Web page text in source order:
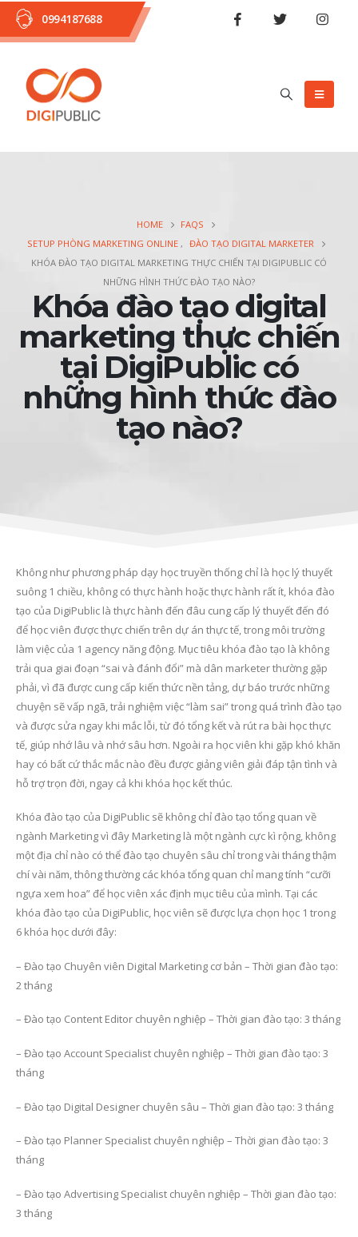
0994187688
HOME
FAQS
SETUP PHÒNG MARKETING ONLINE , ĐÀO TẠO DIGITAL MARKETER
KHÓA ĐÀO TẠO DIGITAL MARKETING THỰC CHIẾN TẠI DIGIPUBLIC CÓ
NHỮNG HÌNH THỨC ĐÀO TẠO NÀO?
Khóa đào tạo digital
marketing thực chiến
tại DigiPublic có
những hình thức đào
tạo nào?
Không như phương pháp dạy học truyền thống chỉ là học lý thuyết
suông 1 chiều, không có thực hành hoặc thực hành rất ít, khóa đào
tạo của DigiPublic là thực hành đến đâu cung cấp lý thuyết đến đó
để học viên được thực chiến trên dự án thực tế, trong môi trường
làm việc của 1 agency năng động. Mục tiêu khóa đào tạo là không
trải qua giai đoạn “sai và đánh đổi” mà dân marketer thường gặp
phải, vì đã được cung cấp kiến thức nền tảng, dự báo trước những
chuyện sẽ vấp ngã, trải nghiệm việc “làm sai” trong quá trình đào tạo
và được sửa ngay khi mắc lỗi, từ đó tổng kết và rút ra bài học thực
tế, giúp nhớ lâu và nhớ sâu hơn. Ngoài ra học viên khi gặp khó khăn
hay có bất cứ thắc mắc nào đều được giảng viên giải đáp tận tình và
hỗ trợ trọn đời, ngay cả khi khóa học kết thúc.
Khóa đào tạo của DigiPublic sẽ không chỉ đào tạo tổng quan về
ngành Marketing vì đây Marketing là một ngành cực kì rộng, không
một địa chỉ nào có thể đào tạo chuyên sâu chỉ trong vài tháng thậm
chí vài năm, thông thường các khóa tổng quan chỉ mang tính “cưỡi
ngựa xem hoa” để học viên xác định mục tiêu của mình. Tại các
khóa đào tạo của DigiPublic, học viên sẽ được lựa chọn học 1 trong
6 khóa học dưới đây:
– Đào tạo Chuyên viên Digital Marketing cơ bản – Thời gian đào tạo:
2 tháng
– Đào tạo Content Editor chuyên nghiệp – Thời gian đào tạo: 3 tháng
– Đào tạo Account Specialist chuyên nghiệp – Thời gian đào tạo: 3
tháng
– Đào tạo Digital Designer chuyên sâu – Thời gian đào tạo: 3 tháng
– Đào tạo Planner Specialist chuyên nghiệp – Thời gian đào tạo: 3
tháng
– Đào tạo Advertising Specialist chuyên nghiệp – Thời gian đào tạo:
3 tháng